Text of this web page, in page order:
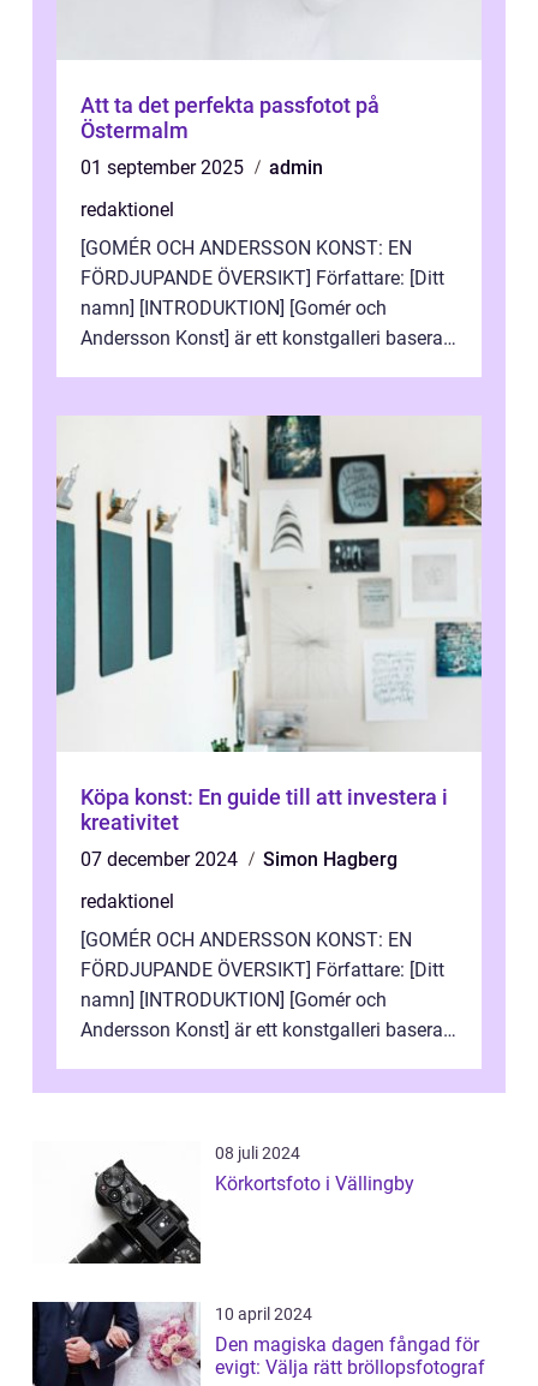
Att ta det perfekta passfotot på
Östermalm
01 september 2025
admin
redaktionel
[GOMÉR OCH ANDERSSON KONST: EN
FÖRDJUPANDE ÖVERSIKT] Författare: [Ditt
namn] [INTRODUKTION] [Gomér och
Andersson Konst] är ett konstgalleri baserat
Köpa konst: En guide till att investera i
kreativitet
07 december 2024
Simon Hagberg
redaktionel
[GOMÉR OCH ANDERSSON KONST: EN
FÖRDJUPANDE ÖVERSIKT] Författare: [Ditt
namn] [INTRODUKTION] [Gomér och
Andersson Konst] är ett konstgalleri baserat
och sälj...
08 juli 2024
Körkortsfoto i Vällingby
10 april 2024
Den magiska dagen fångad för
evigt: Välja rätt bröllopsfotograf